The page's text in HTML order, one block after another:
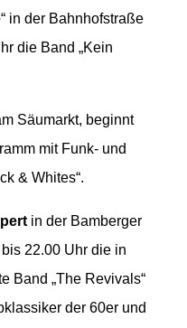
“ in der Bahnhofstraße
die Band „Kein
Säumarkt, beginnt
mit Funk- und
& Whites“.
in der Bamberger
22.00 Uhr die in
Band „The Revivals“
der 60er und